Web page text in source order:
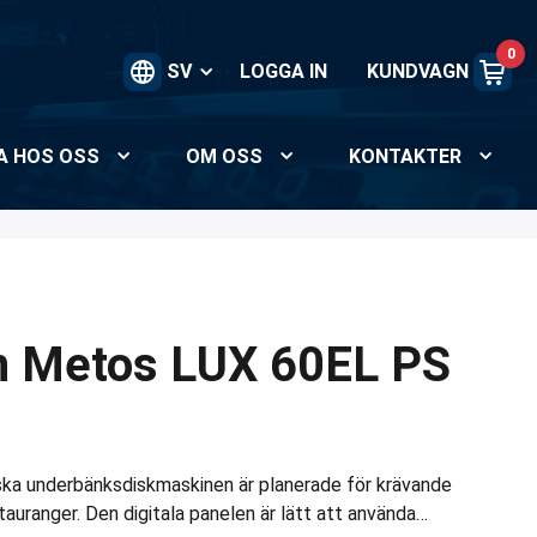
SV LOGGA IN KUNDVAGN
0
HOS OSS OM OSS KONTAKTER
Metos LUX 60EL PS
underbänksdiskmaskinen är planerade för krävande
Den digitala panelen är lätt att använda…